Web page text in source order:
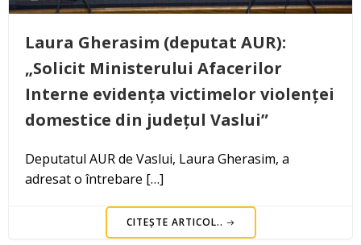
Laura Gherasim (deputat AUR):
„Solicit Ministerului Afacerilor
Interne evidența victimelor violenței
domestice din județul Vaslui”
Deputatul AUR de Vaslui, Laura Gherasim, a
adresat o întrebare […]
CITEȘTE ARTICOL..